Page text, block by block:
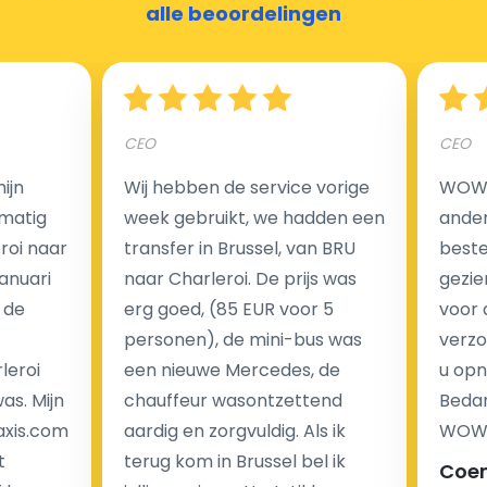
Een van de meest aantrekkelijke voordelen van
tegenstelling tot traditionele taxi's met taxameter
brengen wij u geen extra kosten in rekening voor de
nachtrit.
We hebben geen ophaaltarief of extra kosten voor
wachttijd als uw vlucht vertraging heeft.
Kijk op onze website voor meer informatie over uw
transferkosten. Ons boekingsformulier bevat alle
mogelijke extra's die u kunt kiezen en de prijs die u
krijgt is transparant voor een passagier en een
alle beoordelingen
naar
Mijn
CEO
Wij hebben de service vorige
week gebruikt, we hadden een
transfer in Brussel, van BRU
naar Charleroi. De prijs was
erg goed, (85 EUR voor 5
personen), de mini-bus was
een nieuwe Mercedes, de
chauffeur wasontzettend
aardig en zorgvuldig. Als ik
terug kom in Brussel bel ik
CEO
voor
u